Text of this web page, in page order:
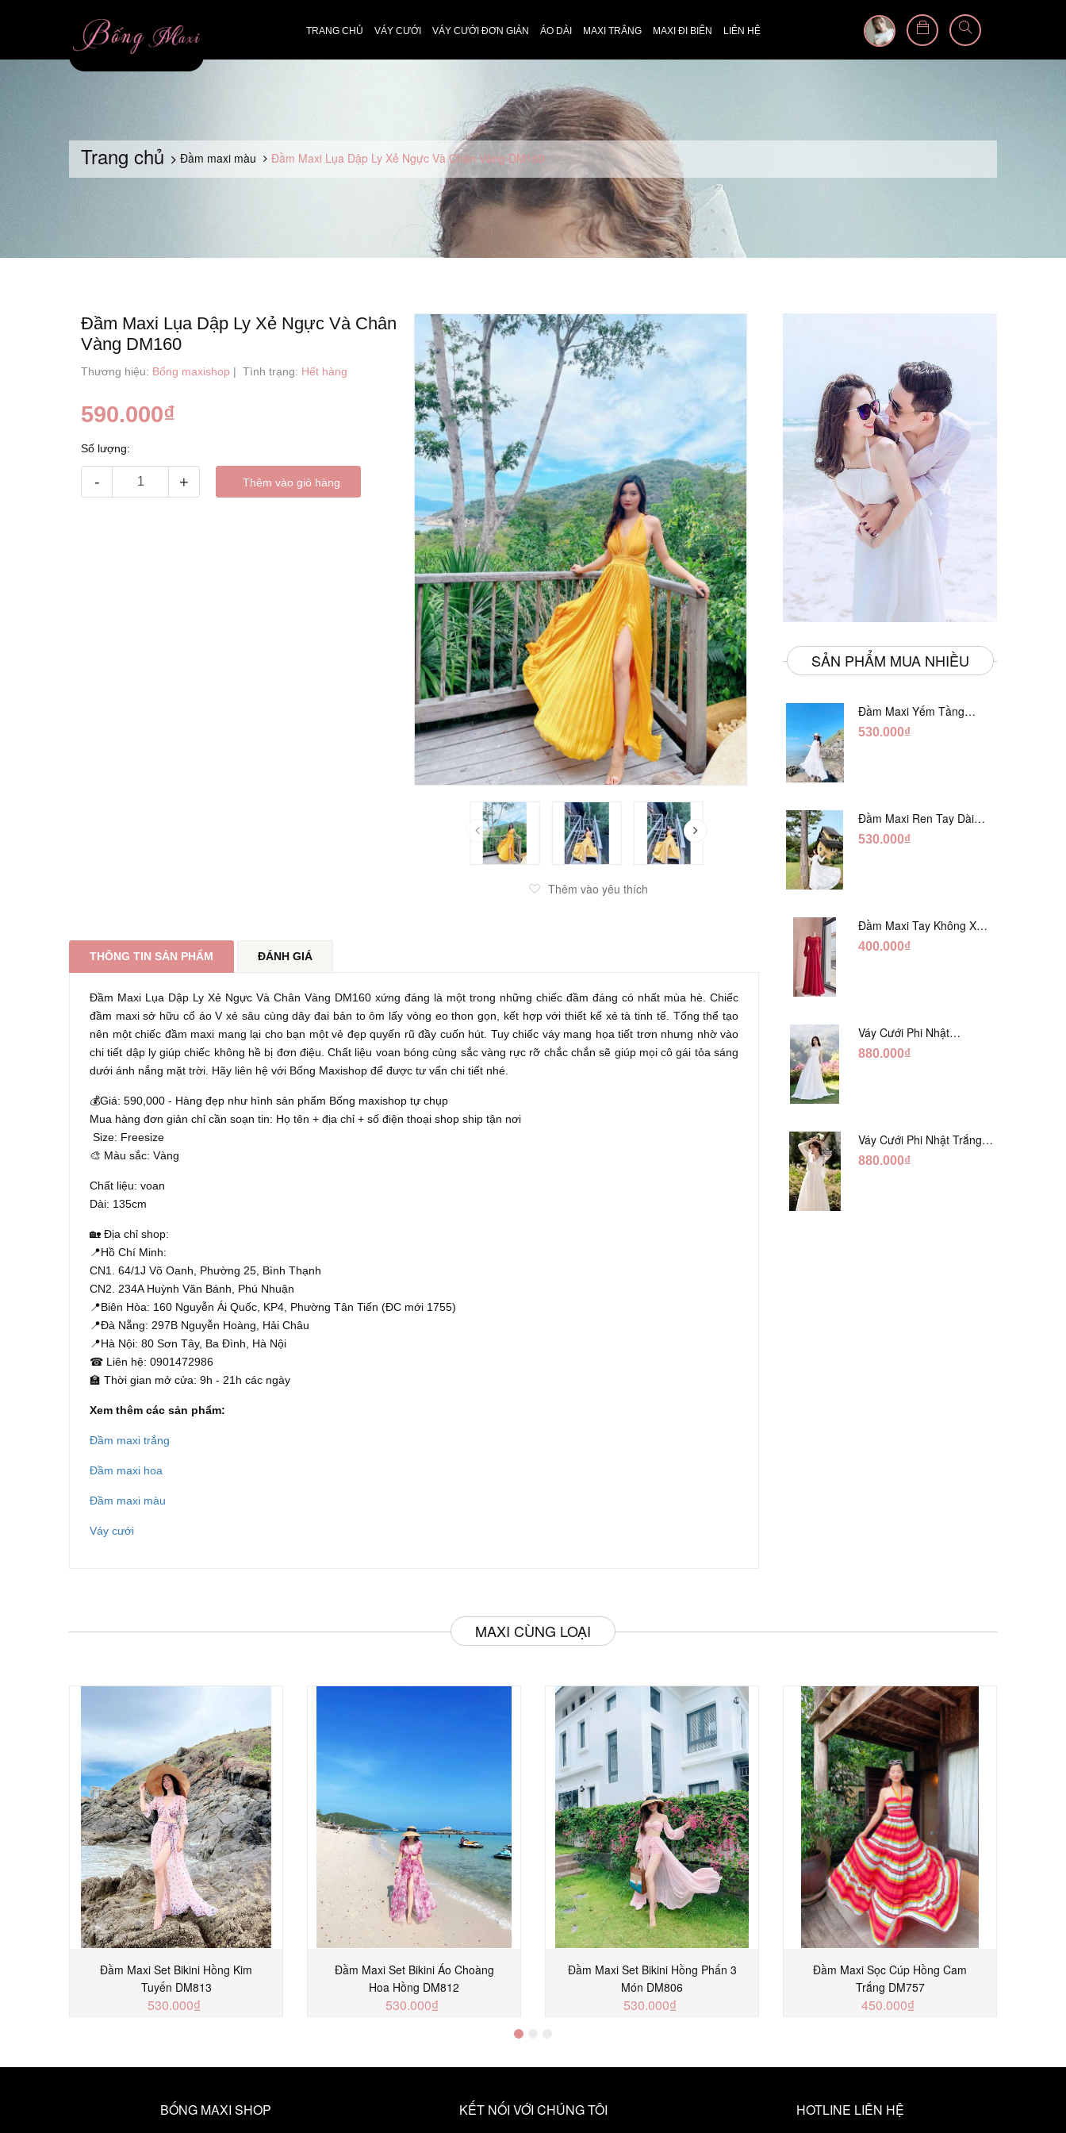
TRANG CHỦ VÁY CƯỚI VÁY CƯỚI ĐƠN GIẢN ÁO DÀI MAXI TRẮNG MAXI ĐI BIỂN LIÊN HỆ
Trang chủ Đầm maxi màu Đầm Maxi Lụa Dập Ly Xẻ Ngực Và Chân Vàng DM160
Thêm vào yêu thích
Đầm Maxi Lụa Dập Ly Xẻ Ngực Và Chân
Vàng DM160
Thương hiệu: Bống maxishop | Tình trạng: Hết hàng
590.000₫
Số lượng:
- + Thêm vào giỏ hàng
THÔNG TIN SẢN PHẨM ĐÁNH GIÁ
Đầm Maxi Lụa Dập Ly Xẻ Ngực Và Chân Vàng DM160 xứng đáng là một trong những chiếc đầm đáng có nhất mùa hè. Chiếc
đầm maxi sở hữu cổ áo V xẻ sâu cùng dây đai bản to ôm lấy vòng eo thon gọn, kết hợp với thiết kế xẻ tà tinh tế. Tổng thể tạo
nên một chiếc đầm maxi mang lại cho bạn một vẻ đẹp quyến rũ đầy cuốn hút. Tuy chiếc váy mang họa tiết trơn nhưng nhờ vào
chi tiết dập ly giúp chiếc không hề bị đơn điệu. Chất liệu voan bóng cùng sắc vàng rực rỡ chắc chắn sẽ giúp mọi cô gái tỏa sáng
dưới ánh nắng mặt trời. Hãy liên hệ với Bống Maxishop để được tư vấn chi tiết nhé.
💰Giá: 590,000 - Hàng đẹp như hình sản phẩm Bống maxishop tự chụp
Mua hàng đơn giản chỉ cần soạn tin: Họ tên + địa chỉ + số điện thoại shop ship tận nơi
Size: Freesize
🎨 Màu sắc: Vàng
Chất liệu: voan
Dài: 135cm
🏡 Địa chỉ shop:
📍Hồ Chí Minh:
CN1. 64/1J Võ Oanh, Phường 25, Bình Thạnh
CN2. 234A Huỳnh Văn Bánh, Phú Nhuận
📍Biên Hòa: 160 Nguyễn Ái Quốc, KP4, Phường Tân Tiến (ĐC mới 1755)
📍Đà Nẵng: 297B Nguyễn Hoàng, Hải Châu
📍Hà Nội: 80 Sơn Tây, Ba Đình, Hà Nội
☎ Liên hệ: 0901472986
🏫 Thời gian mở cửa: 9h - 21h các ngày
Xem thêm các sản phẩm:
Đầm maxi trắng
Đầm maxi hoa
Đầm maxi màu
Váy cưới
SẢN PHẨM MUA NHIỀU
Đầm Maxi Yếm Tầng
Trắng Ánh Tằm DT808
530.000₫
Đầm Maxi Ren Tay Dài
Hàng Ngọc Giữa Trắng
530.000₫
Đầm Maxi Tay Không Xẻ
Đỏ DM765
400.000₫
Váy Cưới Phi Nhật
Trắng Cúp Chéo DC543
880.000₫
Váy Cưới Phi Nhật Trắng
Tay Phối Ren Lửng DC554
880.000₫
MAXI CÙNG LOẠI
Đầm Maxi Set Bikini Hồng Kim
Tuyến DM813
530.000₫
Đầm Maxi Set Bikini Áo Choàng
Hoa Hồng DM812
530.000₫
Đầm Maxi Set Bikini Hồng Phấn 3
Món DM806
530.000₫
Đầm Maxi Sọc Cúp Hồng Cam
Trắng DM757
450.000₫
BỐNG MAXI SHOP KẾT NỐI VỚI CHÚNG TÔI HOTLINE LIÊN HỆ